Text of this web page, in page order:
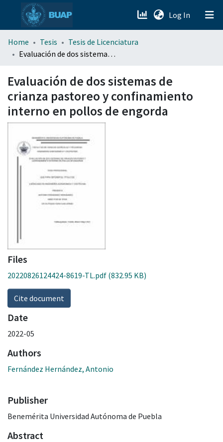
Log In (current)
menu.section.about_menu
Home Tesis
Tesis de Licenciatura
Evaluación de dos sistemas de crianza pastoreo y confinamiento interno en pollos de engorda
Evaluación de dos sistemas de
crianza pastoreo y confinamiento
interno en pollos de engorda
Files
20220826124424-8619-TL.pdf (832.95 KB)
Cite document
Date
2022-05
Authors
Fernández Hernández, Antonio
Publisher
Benemérita Universidad Autónoma de Puebla
Abstract